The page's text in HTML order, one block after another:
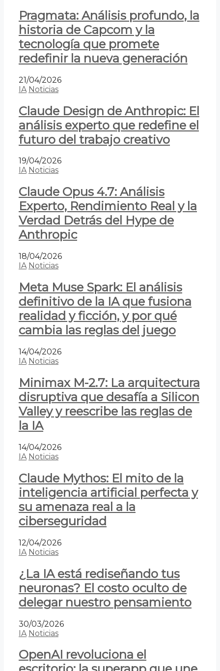
Pragmata: Análisis profundo, la
historia de Capcom y la
tecnología que promete
redefinir la nueva generación
21/04/2026
IA Noticias
Claude Design de Anthropic: El
análisis experto que redefine el
futuro del trabajo creativo
19/04/2026
IA Noticias
Claude Opus 4.7: Análisis
Experto, Rendimiento Real y la
Verdad Detrás del Hype de
Anthropic
18/04/2026
IA Noticias
Meta Muse Spark: El análisis
definitivo de la IA que fusiona
realidad y ficción, y por qué
cambia las reglas del juego
14/04/2026
IA Noticias
Minimax M-2.7: La arquitectura
disruptiva que desafía a Silicon
Valley y reescribe las reglas de
la IA
14/04/2026
IA Noticias
Claude Mythos: El mito de la
inteligencia artificial perfecta y
su amenaza real a la
ciberseguridad
12/04/2026
IA Noticias
¿La IA está rediseñando tus
neuronas? El costo oculto de
delegar nuestro pensamiento
30/03/2026
IA Noticias
OpenAI revoluciona el